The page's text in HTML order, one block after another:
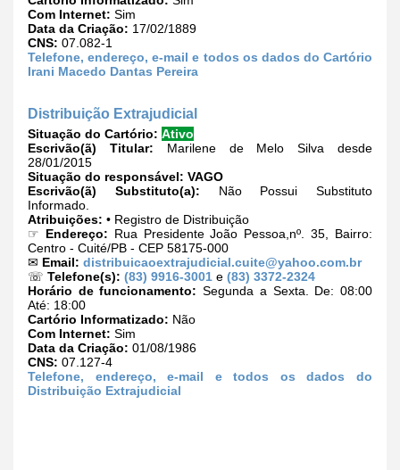
Com Internet: Sim
Data da Criação: 17/02/1889
CNS: 07.082-1
Telefone, endereço, e-mail e todos os dados do Cartório
Irani Macedo Dantas Pereira
Distribuição Extrajudicial
Situação do Cartório: Ativo
Escrivão(ã) Titular: Marilene de Melo Silva desde
28/01/2015
Situação do responsável: VAGO
Escrivão(ã) Substituto(a): Não Possui Substituto
Informado.
Atribuições: • Registro de Distribuição
☞ Endereço: Rua Presidente João Pessoa,nº. 35, Bairro:
Centro - Cuité/PB - CEP 58175-000
✉ Email: distribuicaoextrajudicial.cuite@yahoo.com.br
☏ Telefone(s): (83) 9916-3001 e (83) 3372-2324
Horário de funcionamento: Segunda a Sexta. De: 08:00
Até: 18:00
Cartório Informatizado: Não
Com Internet: Sim
Data da Criação: 01/08/1986
CNS: 07.127-4
Telefone, endereço, e-mail e todos os dados do
Distribuição Extrajudicial